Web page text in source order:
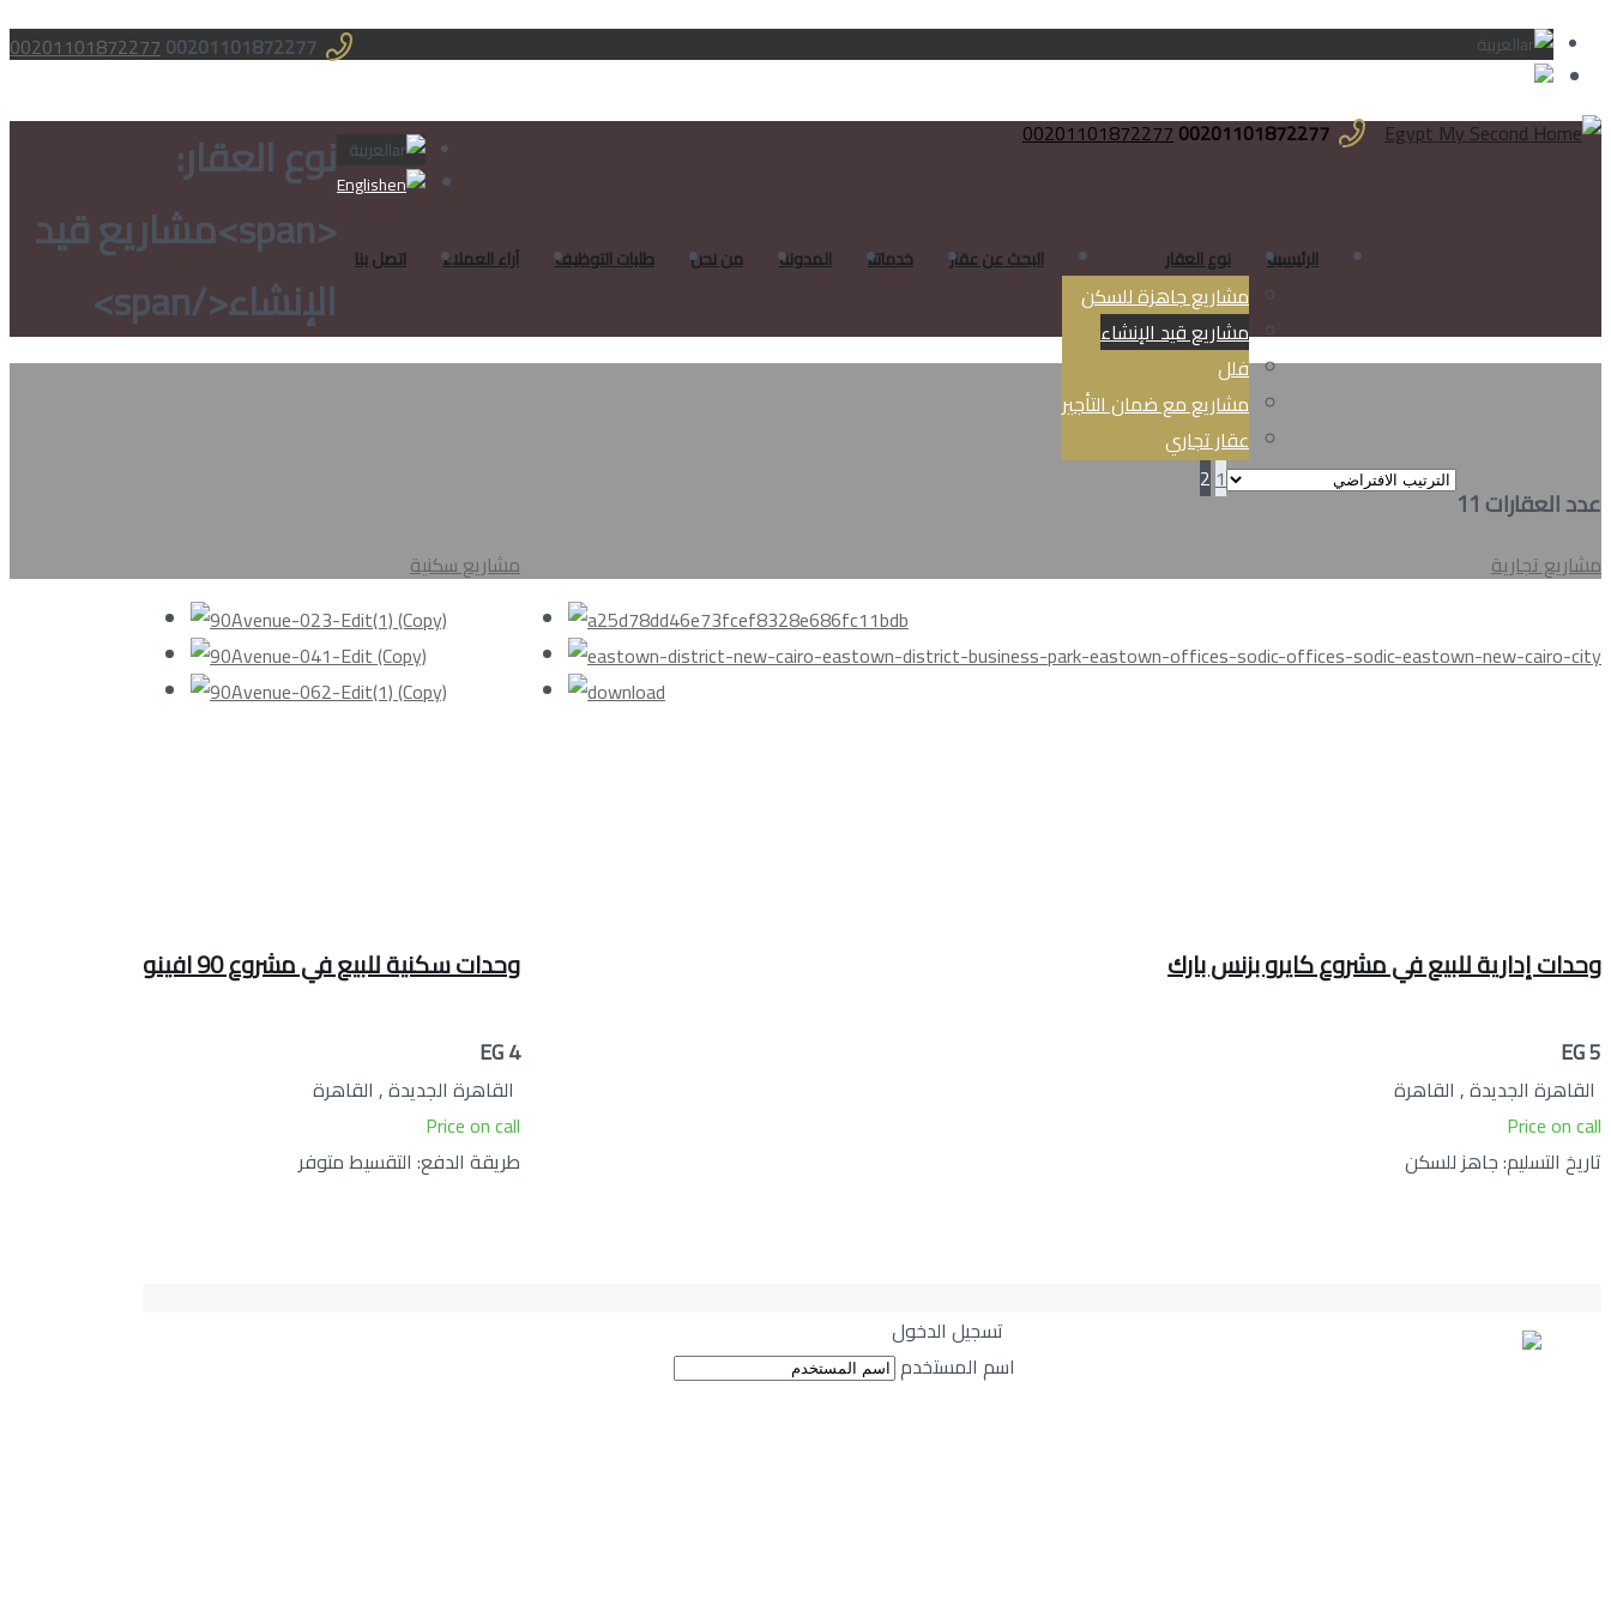
00201101872277
00201101872277
العربية
العربية
English
00201101872277
00201101872277
الرئيسية نوع العقار
مشاريع جاهزة للسكن
مشاريع قيد الإنشاء
فلل
مشاريع مع ضمان التأجير
عقار تجاري
البحث عن عقار خدماتنا المدونة من نحن طلبات التوظيف آراء العملاء اتصل بنا
نوع العقار:
<span>مشاريع قيد
الإنشاء</span>
عدد العقارات 11
مشاريع تجارية
وحدات إدارية للبيع في مشروع كايرو بزنس بارك
EG 5
القاهرة الجديدة , القاهرة
Price on call
تاريخ التسليم: جاهز للسكن
مشاريع سكنية
وحدات سكنية للبيع في مشروع 90 افينو
EG 4
القاهرة الجديدة , القاهرة
Price on call
طريقة الدفع: التقسيط متوفر
1
2
تسجيل الدخول
اسم المستخدم